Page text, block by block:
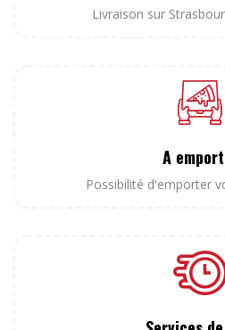
Livraison sur
A
Possibilité d'emporter